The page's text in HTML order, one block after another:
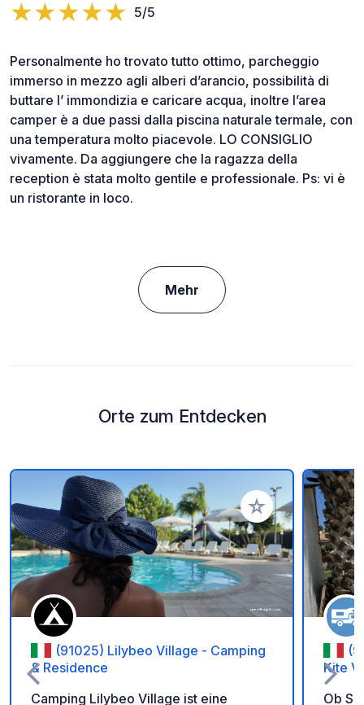
5/5
Personalmente ho trovato tutto ottimo, parcheggio
immerso in mezzo agli alberi d’arancio, possibilità di
buttare l’ immondizia e caricare acqua, inoltre l’area
camper è a due passi dalla piscina naturale termale, con
una temperatura molto piacevole. LO CONSIGLIO
vivamente. Da aggiungere che la ragazza della
reception è stata molto gentile e professionale. Ps: vi è
un ristorante in loco.
Mehr
Orte zum Entdecken
Zu Ihren Favoriten
(91025) Lilybeo Village - Camping
& Residence
Camping Lilybeo Village ist eine
Kite
Ob